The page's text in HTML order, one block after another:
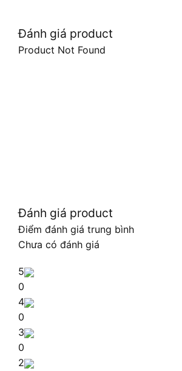
Đánh giá product
Product Not Found
Đánh giá product
Điểm đánh giá trung bình
Chưa có đánh giá
5
0
4
0
3
0
2